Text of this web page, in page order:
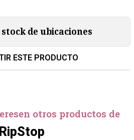
de ubicaciones
ESTE PRODUCTO
otros productos de
RipStop